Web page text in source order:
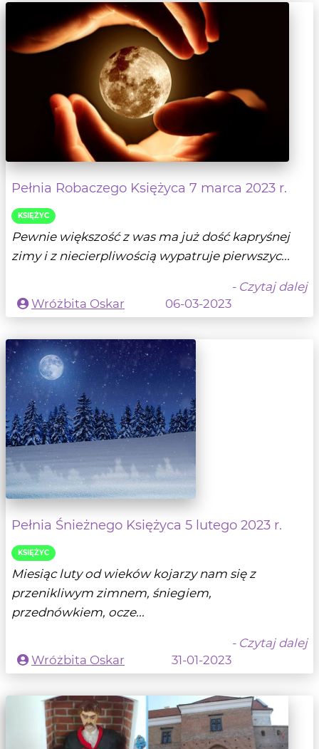
Pełnia Robaczego Księżyca 7 marca 2023 r.
KSIĘŻYC
Pewnie większość z was ma już dość kapryśnej
zimy i z niecierpliwością wypatruje pierwszyc...
- Czytaj dalej
Wróżbita Oskar
06-03-2023
Pełnia Śnieżnego Księżyca 5 lutego 2023 r.
KSIĘŻYC
Miesiąc luty od wieków kojarzy nam się z
przenikliwym zimnem, śniegiem,
przednówkiem, ocze...
- Czytaj dalej
Wróżbita Oskar
31-01-2023